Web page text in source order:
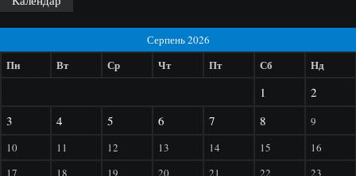
Серпень 2026
Пн Вт Ср Чт Пт Сб Нд
1
2
3
4 5 6 7 8
9
10
11 12 13 14 15
16
17
18 19 20 21 22 23